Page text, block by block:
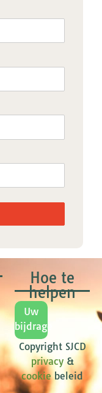
Hoe te
helpen
Uw
bijdrage
Copyright SJCD
privacy&
cookiebeleid